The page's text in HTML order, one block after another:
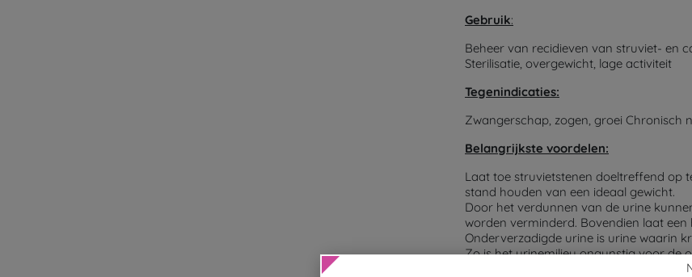
Gebruik:
Beheer van recidieven van struviet- en
Sterilisatie, overgewicht, lage activiteit
Tegenindicaties:
Zwangerschap, zogen, groei Chronisch
Belangrijkste voordelen:
Laat toe struvietstenen doeltreffend op
stand houden van een ideaal gewicht.
Door het verdunnen van de urine
worden verminderd. Bovendien laat
Onderverzadigde urine is urine waarin
Zo is het urinemilieu ongunstig voor de
Deze voeding is bestemd voor de